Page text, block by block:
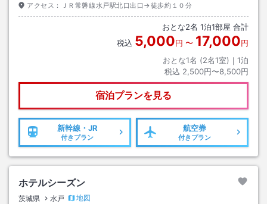
アクセス： ＪＲ常磐線水戸駅北口出口→徒歩約１０分
おとな2名 1泊1部屋 合計
税込 5,000円 〜 17,000円
おとな1名 (2名1室)｜ 1泊
税込 2,500円〜8,500円
宿泊プランを見る
新幹線・JR
付きプラン
航空券
付きプラン
ホテルシーズン
茨城県 水戸
地図